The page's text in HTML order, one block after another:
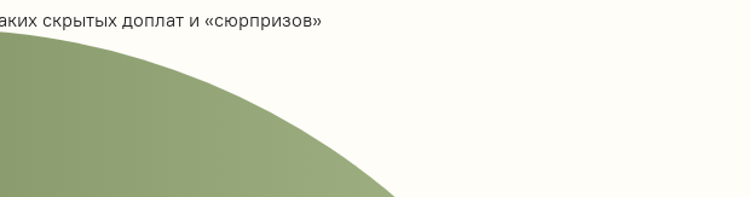
скрытых доплат и «сюрпризов»